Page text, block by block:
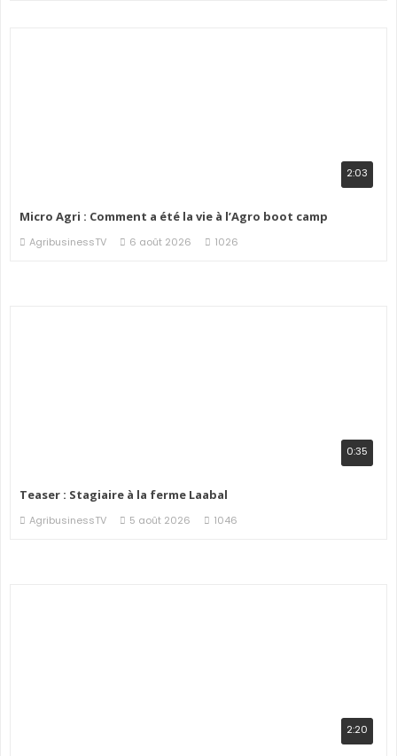
2:03
Micro Agri : Comment a été la vie à l’Agro boot camp
AgribusinessTV 6 août 2026 1026
0:35
Teaser : Stagiaire à la ferme Laabal
AgribusinessTV 5 août 2026 1046
2:20